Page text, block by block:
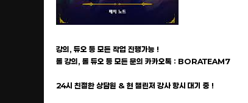
강의, 듀오 등 모든 작업 진행가능 !
롤 강의, 롤 듀오 등 모든 문의 카카오톡 : BORATEAM7
24시 친절한 상담원 & 현 챌린저 강사 항시 대기 중 !